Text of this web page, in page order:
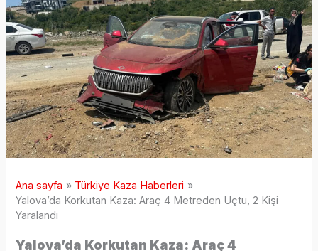
Ana sayfa
Türkiye Kaza Haberleri
Yalova’da Korkutan Kaza: Araç 4 Metreden Uçtu, 2 Kişi
Yaralandı
Yalova’da Korkutan Kaza: Araç 4